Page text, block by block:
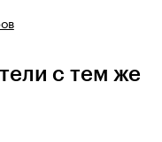
с тем же